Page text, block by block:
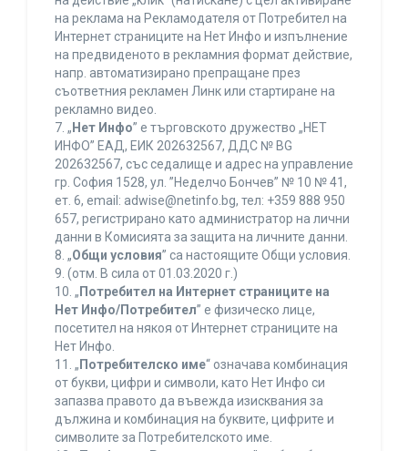
на реклама на Рекламодателя от Потребител на
Интернет страниците на Нет Инфо и изпълнение
на предвиденото в рекламния формат действие,
напр. автоматизирано препращане през
съответния рекламен Линк или стартиране на
рекламно видео.
7. „ Нет Инфо” е търговското дружество „НЕТ
ИНФО” ЕАД, ЕИК 202632567, ДДС № BG
202632567, със седалище и адрес на управление
гр. София 1528, ул. ”Неделчо Бончев” № 10 № 41,
ет. 6, еmail: adwise@netinfo.bg, тел: +359 888 950
657, регистрирано като администратор на лични
данни в Комисията за защита на личните данни.
8. „Общи условия” са настоящите Общи условия.
9. (отм. В сила от 01.03.2020 г.)
10. „ Потребител на Интернет страниците на
Нет Инфо/Потребител” е физическо лице,
посетител на някоя от Интернет страниците на
Нет Инфо.
11. „ Потребителско име“ означава комбинация
от букви, цифри и символи, като Нет Инфо си
запазва правото да въвежда изисквания за
дължина и комбинация на буквите, цифрите и
символите за Потребителското име.